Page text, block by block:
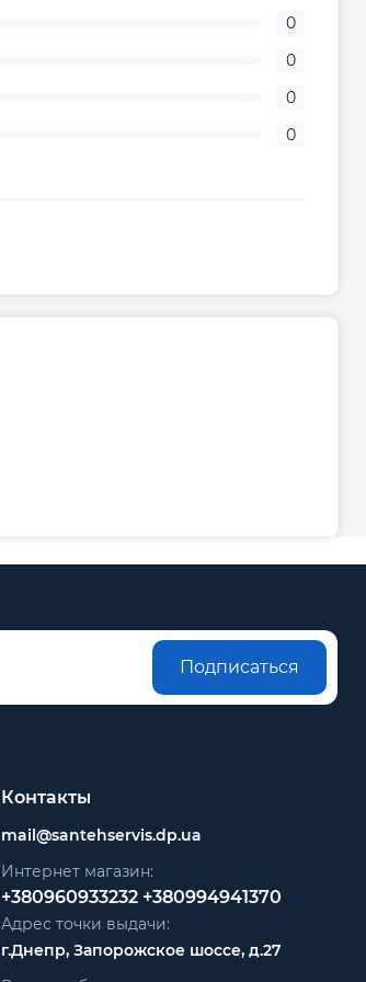
0
0
0
0
Подписаться
Контакты
mail@santehservis.dp.ua
Интернет магазин:
+380960933232 +380994941370
Адрес точки выдачи:
г.Днепр, Запорожское шоссе, д.27